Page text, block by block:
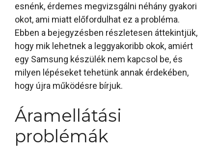
esnénk, érdemes megvizsgálni néhány gyakori
okot, ami miatt előfordulhat ez a probléma.
Ebben a bejegyzésben részletesen áttekintjük,
hogy mik lehetnek a leggyakoribb okok, amiért
egy Samsung készülék nem kapcsol be, és
milyen lépéseket tehetünk annak érdekében,
hogy újra működésre bírjuk.
Áramellátási
problémák